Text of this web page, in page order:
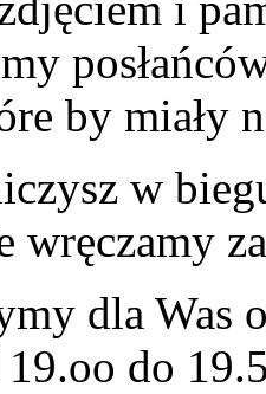
by miały
w
wręczamy
dla Was
19.oo do